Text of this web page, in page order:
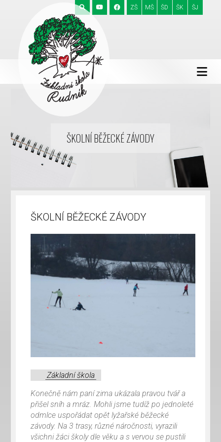
ZŠ MŠ ŠD ŠK ŠJ
ŠKOLNÍ BĚŽECKÉ ZÁVODY
ŠKOLNÍ BĚŽECKÉ ZÁVODY
Základní škola
Konečně nám paní zima ukázala pravou tvář a
přišel sníh a mráz. Mohli jsme tudíž po jednoleté
odmlce uspořádat opět lyžařské běžecké
závody. Na 3 trasy, různé náročnosti, vyrazili
všichni žáci školy dle věku a s vervou se pustili